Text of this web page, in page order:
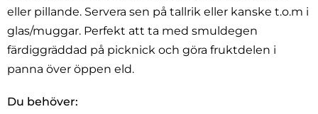
eller pillande. Servera sen på tallrik eller kanske t.o.m i
glas/muggar. Perfekt att ta med smuldegen
färdiggräddad på picknick och göra fruktdelen i
panna över öppen eld.
Du behöver: